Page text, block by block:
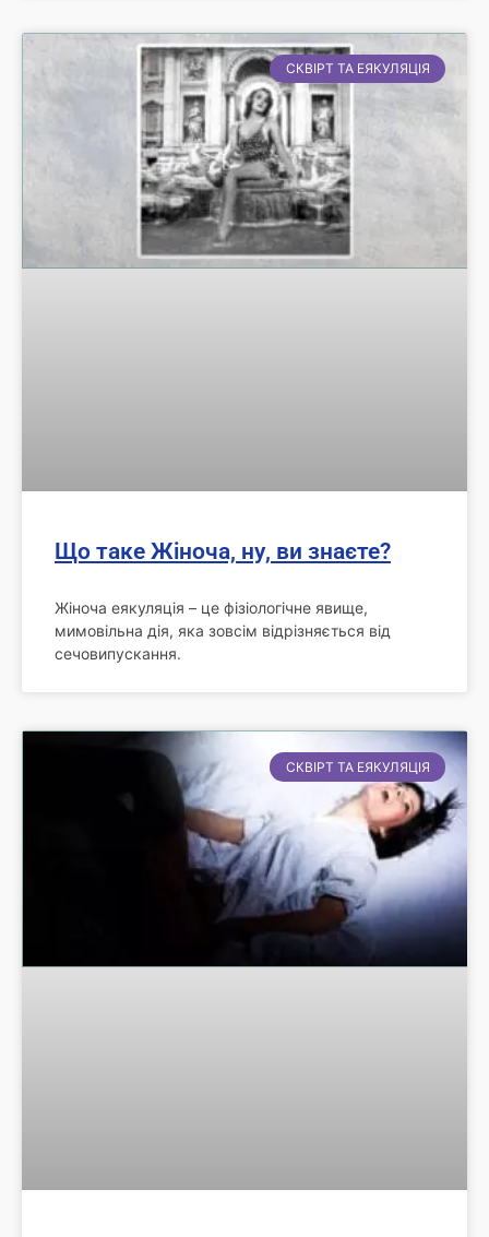
СКВІРТ ТА ЕЯКУЛЯЦІЯ
Що таке Жіноча, ну, ви знаєте?
Жіноча еякуляція – це фізіологічне явище,
мимовільна дія, яка зовсім відрізняється від
сечовипускання.
СКВІРТ ТА ЕЯКУЛЯЦІЯ